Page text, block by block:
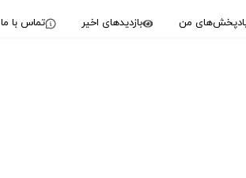
من بازدیدهای اخیر تماس با ما